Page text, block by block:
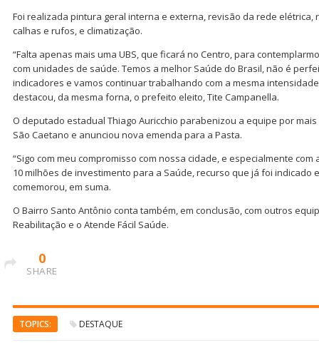
Foi realizada pintura geral interna e externa, revisão da rede elétrica,
calhas e rufos, e climatização.
“Falta apenas mais uma UBS, que ficará no Centro, para
com unidades de saúde. Temos a melhor Saúde do Brasil, não é
indicadores e vamos continuar trabalhando com a mesma
destacou, da mesma forna, o prefeito eleito, Tite Campanella.
O deputado estadual Thiago Auricchio parabenizou a equipe por
São Caetano e anunciou nova emenda para a Pasta.
“Sigo com meu compromisso com nossa cidade, e especialmente com
10 milhões de investimento para a Saúde, recurso que já foi indicado
comemorou, em suma.
O Bairro Santo Antônio conta também, em conclusão, com outros
Reabilitação e o Atende Fácil Saúde.
0
SHARE
TOPICS: DESTAQUE